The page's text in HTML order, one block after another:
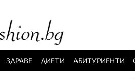
ЗДРАВЕ ДИЕТИ АБИТУРИЕНТИ